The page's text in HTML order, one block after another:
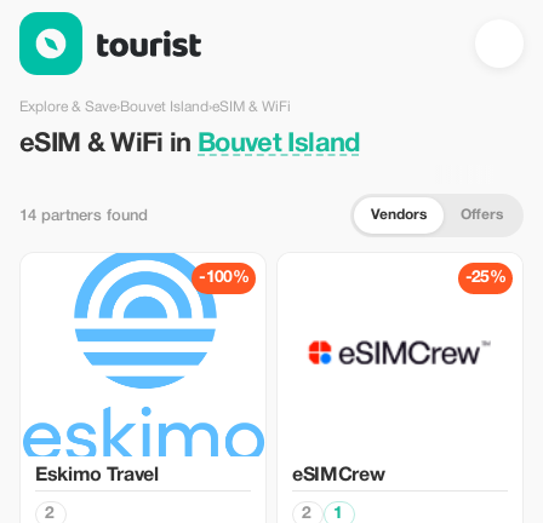
eSIM & WiFi in Bouvet Island — Tourist
Explore & Save›Bouvet Island ›eSIM & WiFi
eSIM & WiFi in Bouvet Island
14 partners found Vendors Offers
-100%
Eskimo Travel
2
-25%
eSIMCrew
2 1